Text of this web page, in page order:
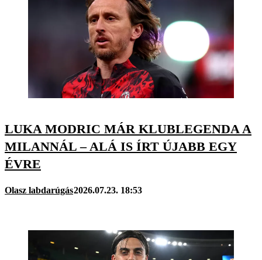
LUKA MODRIC MÁR KLUBLEGENDA A
MILANNÁL – ALÁ IS ÍRT ÚJABB EGY
ÉVRE
Olasz labdarúgás2026.07.23. 18:53